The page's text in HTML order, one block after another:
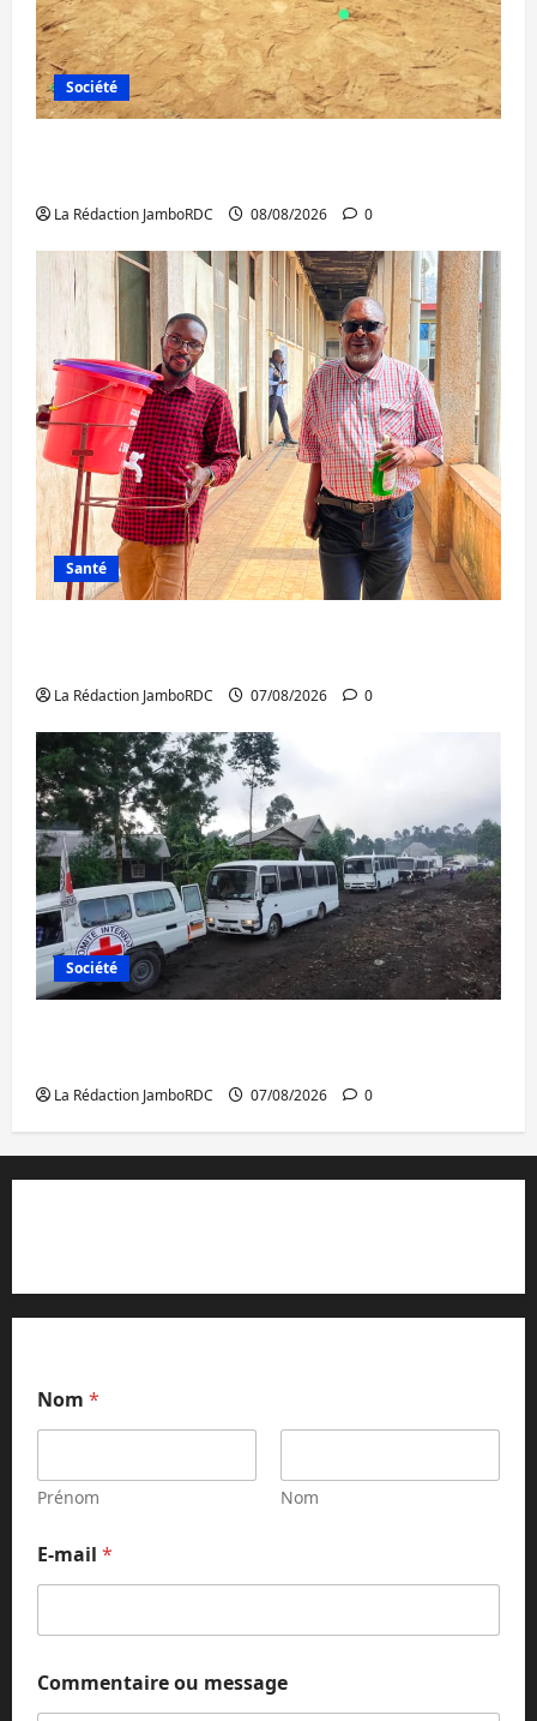
Société
La Rédaction JamboRDC 08/08/2026 0
Santé
La Rédaction JamboRDC 07/08/2026 0
Société
La Rédaction JamboRDC 07/08/2026 0
Nom *
Prénom Nom
E-mail *
o
m
Commentaire ou message